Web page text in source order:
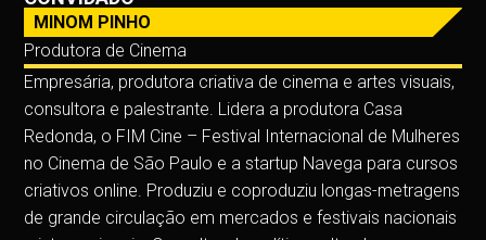
MINOM PINHO
Produtora de Cinema
Empresária, produtora criativa de cinema e artes visuais,
consultora e palestrante. Lidera a produtora Casa
Redonda, o FIM Cine – Festival Internacional de Mulheres
no Cinema de São Paulo e a startup Navega para cursos
criativos online. Produziu e coproduziu longas-metragens
de grande circulação em mercados e festivais nacionais